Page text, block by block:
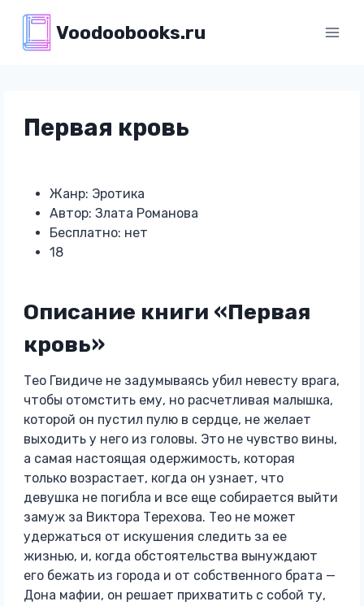
содержимому
Voodoobooks.ru
Первая кровь
Жанр: Эротика
Автор: Злата Романова
Бесплатно: нет
18
Описание книги «Первая
кровь»
Тео Гвидиче не задумываясь убил невесту врага,
чтобы отомстить ему, но расчетливая малышка,
которой он пустил пулю в сердце, не желает
выходить у него из головы. Это не чувство вины,
а самая настоящая одержимость, которая
только возрастает, когда он узнает, что
девушка не погибла и все еще собирается выйти
замуж за Виктора Терехова. Тео не может
удержаться от искушения следить за ее
жизнью, и, когда обстоятельства вынуждают
его бежать из города и от собственного брата —
Дона мафии, он решает прихватить с собой ту,